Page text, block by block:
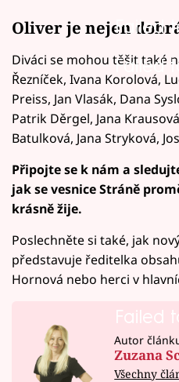
Failed
Oliver je nejen
Failed
Diváci se mohou těšit také
Řezníček, Ivana Korolová,
Preiss, Jan Vlasák, Dana
Patrik Děrgel, Jana
Batulková, Jana Stryková,
Připojte se k nám a
jak se vesnice Stráně
krásně žije.
Poslechněte si také, jak
představuje ředitelka
Hornová nebo herci v
Failed
Autor
Zuzana
Všechny